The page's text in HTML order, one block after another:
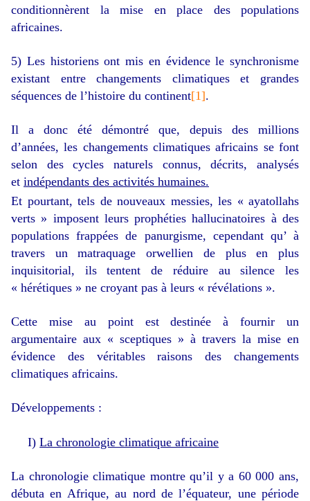
conditionnèrent la mise en place des populations
africaines.
5) Les historiens ont mis en évidence le synchronisme
existant entre changements climatiques et grandes
séquences de l’histoire du continent[1].
Il a donc été démontré que, depuis des millions
d’années, les changements climatiques africains se font
selon des cycles naturels connus, décrits, analysés
et indépendants des activités humaines.
Et pourtant, tels de nouveaux messies, les « ayatollahs
verts » imposent leurs prophéties hallucinatoires à des
populations frappées de panurgisme, cependant qu’ à
travers un matraquage orwellien de plus en plus
inquisitorial, ils tentent de réduire au silence les
« hérétiques » ne croyant pas à leurs « révélations ».
Cette mise au point est destinée à fournir un
argumentaire aux « sceptiques » à travers la mise en
évidence des véritables raisons des changements
climatiques africains.
Développements :
I)La chronologie climatique africaine
La chronologie climatique montre qu’il y a 60 000 ans,
débuta en Afrique, au nord de l’équateur, une période